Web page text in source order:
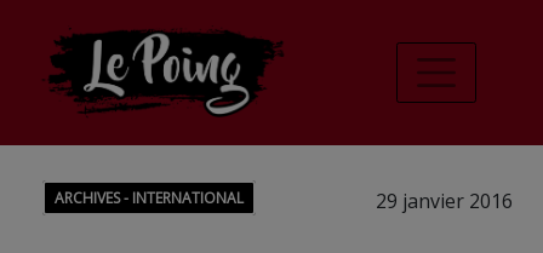
ARCHIVES - INTERNATIONAL 29 janvier 2016